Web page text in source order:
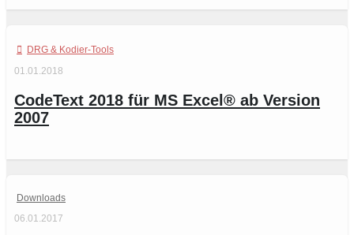
DRG & Kodier-Tools
01.01.2018
CodeText 2018 für MS Excel® ab Version
2007
Downloads
06.01.2017